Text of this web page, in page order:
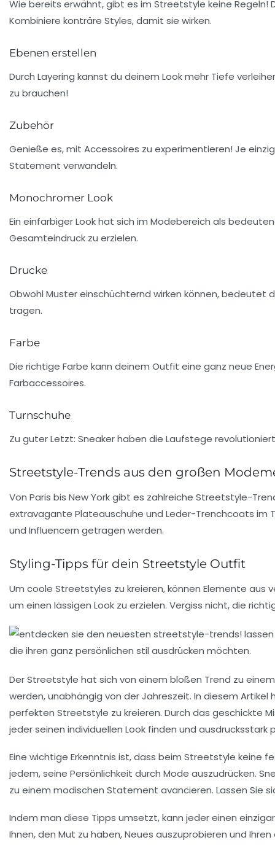
Wie bereits erwähnt, gibt es im Streetstyle keine Regeln!
Kombiniere konträre Styles, damit sie wirken.
Ebenen erstellen
Durch Layering kannst du deinem Look mehr Tiefe
zu brauchen!
Zubehör
Genieße es, mit Accessoires zu experimentieren! Je
Statement verwandeln.
Monochromer Look
Ein einfarbiger Look hat sich im Modebereich als
Gesamteindruck zu erzielen.
Drucke
Obwohl Muster einschüchternd wirken können, bedeutet
tragen.
Farbe
Die richtige Farbe kann deinem Outfit eine ganz neue
Farbaccessoires.
Turnschuhe
Zu guter Letzt: Sneakerhaben die Laufstege
Streetstyle-Trends aus den großen
Von Paris bis New Yorkgibt es zahlreiche Streetstyle-
extravagante Plateauschuhe und Leder-Trenchcoats im
und Influencern getragen werden.
Styling-Tipps für dein Streetstyle Outfit
Um coole Streetstyles zu kreieren, können Elemente
um einen lässigen Look zu erzielen. Vergiss nicht, die
DerStreetstyle hat sich von einem bloßen Trend zu
werden, unabhängig von der Jahreszeit. In diesem
perfekten Streetstyle zu kreieren. Durch das geschickte
jeder seinen individuellen Look finden und ausdrucksstark
Eine wichtige Erkenntnis ist, dass beim Streetstyle keine
jedem, seine Persönlichkeit durch Mode auszudrücken.
zu einem modischen Statement avancieren. Lassen Sie
Indem man diese Tipps umsetzt, kann jeder einen
Ihnen, den Mut zu haben, Neues auszuprobieren und